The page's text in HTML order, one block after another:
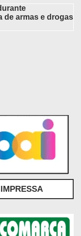
de armas e drogas